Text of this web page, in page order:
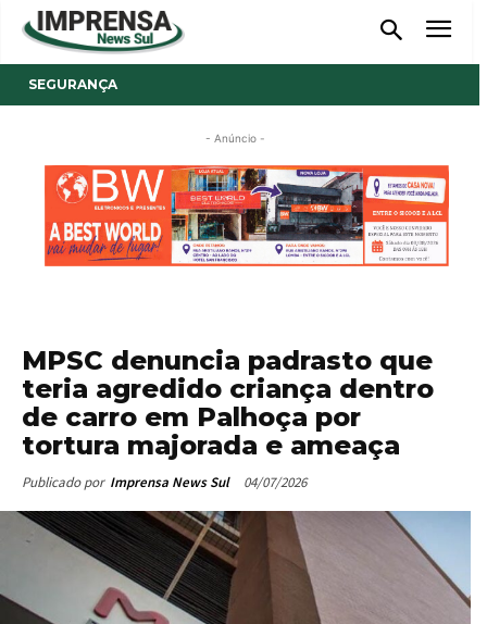
SEGURANÇA
- Anúncio -
MPSC denuncia padrasto que
teria agredido criança dentro
de carro em Palhoça por
tortura majorada e ameaça
Publicado por Imprensa News Sul 04/07/2026